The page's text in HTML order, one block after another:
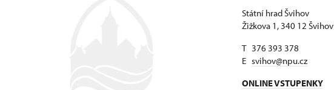
Státní hrad Švihov
Žižkova 1, 340 12 Švihov
T 376 393 378
E svihov@npu.cz
ONLINE VSTUPENKY